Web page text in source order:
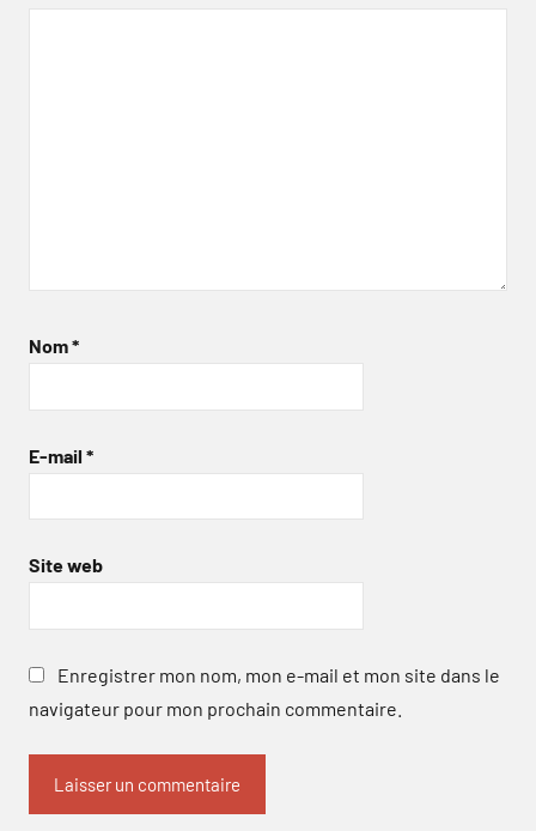
Nom*
E-mail *
Site web
Enregistrer mon nom, mon e-mail et mon site dans le
navigateur pour mon prochain commentaire.